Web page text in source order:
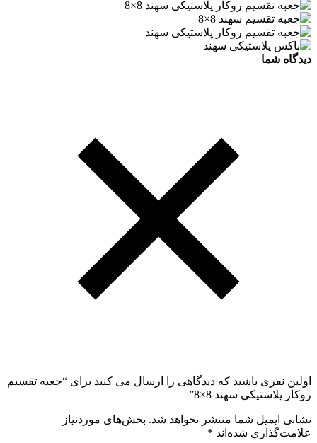
دیدگاه شما
اولین نفری باشید که دیدگاهی را ارسال می کنید برای “جعبه تقسیم
روکار پلاستیکی سهند 8×8”
نشانی ایمیل شما منتشر نخواهد شد. بخش‌های موردنیاز
علامت‌گذاری شده‌اند *